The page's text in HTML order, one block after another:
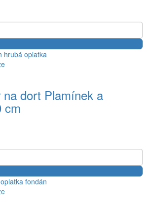
hrubá oplatka
dort Plamínek a
cm
fondán